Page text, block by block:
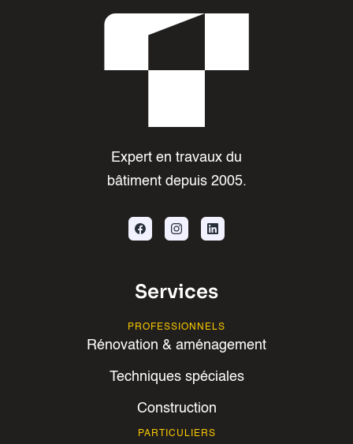
Expert en travaux du
bâtiment depuis 2005.
Services
PROFESSIONNELS
Rénovation & aménagement
Techniques spéciales
Construction
PARTICULIERS